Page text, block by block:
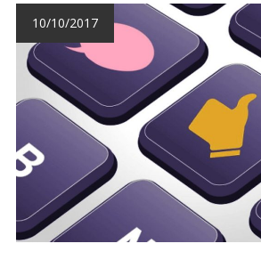
10/10/2017